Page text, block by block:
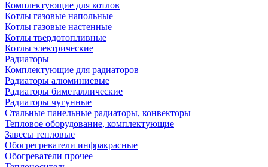
Комплектующие для котлов
Котлы газовые напольные
Котлы газовые настенные
Котлы твердотопливные
Котлы электрические
Радиаторы
Комплектующие для радиаторов
Радиаторы алюминиевые
Радиаторы биметаллические
Радиаторы чугунные
Стальные панельные радиаторы, конвекторы
Тепловое оборудование, комплектующие
Завесы тепловые
Обогрегреватели инфракрасные
Обогреватели прочее